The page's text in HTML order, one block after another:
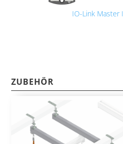
IO-Link Master
ZUBEHÖR